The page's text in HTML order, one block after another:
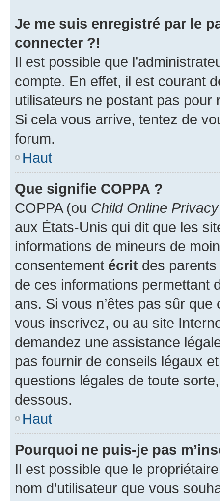
Je me suis enregistré par le
connecter ?!
Il est possible que
compte. En effet, il est courant
utilisateurs ne postant pas pour
Si cela vous arrive, tentez de
forum.
Haut
Que signifie COPPA ?
COPPA (ou Child Online
aux États-Unis qui dit que les
informations de mineurs de
consentement écrit des parents
de ces informations permettant
ans. Si vous n’êtes pas sûr
vous inscrivez, ou au site
demandez une assistance
pas fournir de conseils légaux
questions légales de toute
dessous.
Haut
Pourquoi ne puis-je pas
Il est possible que le
nom d’utilisateur que vous